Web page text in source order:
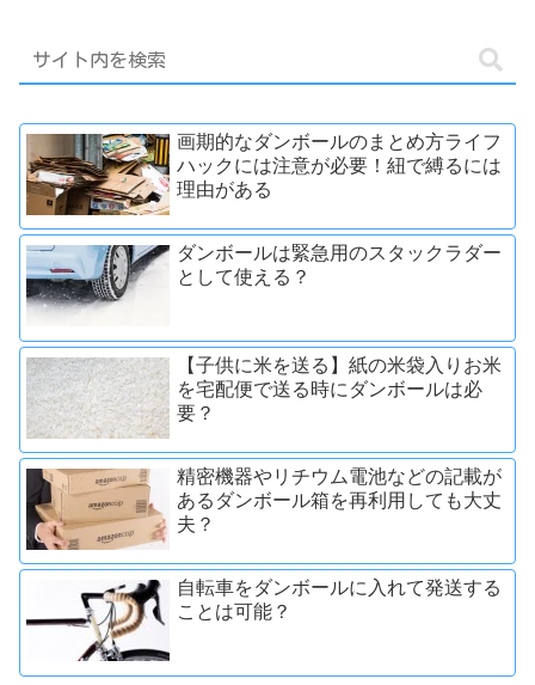
画期的なダンボールのまとめ方ライフ
ハックには注意が必要！紐で縛るには
理由がある
ダンボールは緊急用のスタックラダー
として使える？
【子供に米を送る】紙の米袋入りお米
を宅配便で送る時にダンボールは必
要？
精密機器やリチウム電池などの記載が
あるダンボール箱を再利用しても大丈
夫？
自転車をダンボールに入れて発送する
ことは可能？